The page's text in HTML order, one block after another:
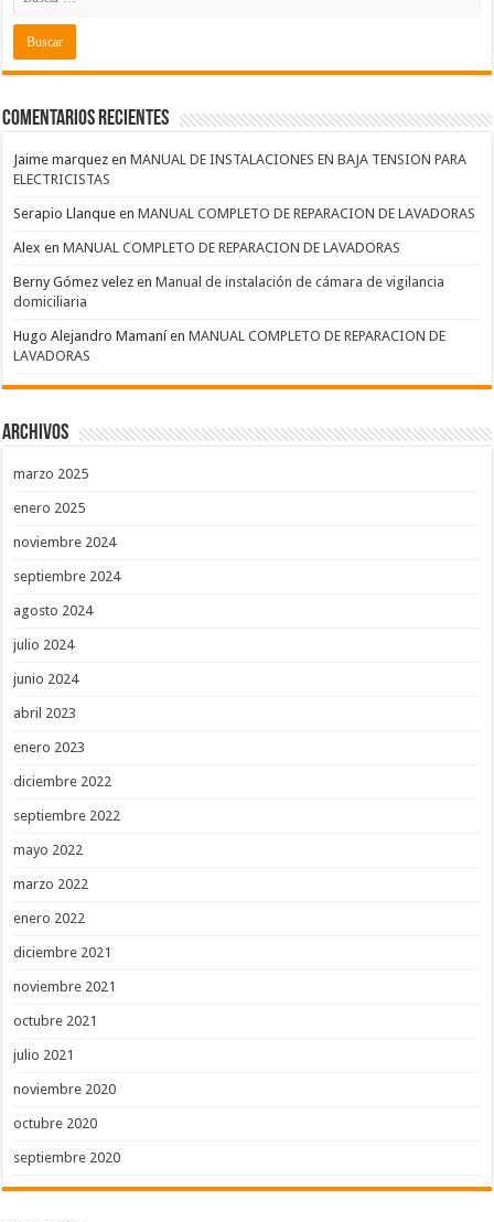
Comentarios recientes
Jaime marquez enMANUAL DE INSTALACIONES EN BAJA TENSION PARA
ELECTRICISTAS
Serapio Llanque enMANUAL COMPLETO DE REPARACION DE LAVADORAS
Alex enMANUAL COMPLETO DE REPARACION DE LAVADORAS
Berny Gómez velez enManual de instalación de cámara de vigilancia
domiciliaria
Hugo Alejandro MamaníenMANUAL COMPLETO DE REPARACION DE
LAVADORAS
Archivos
marzo 2025
enero 2025
noviembre 2024
septiembre 2024
agosto 2024
julio 2024
junio 2024
abril 2023
enero 2023
diciembre 2022
septiembre 2022
mayo 2022
marzo 2022
enero 2022
diciembre 2021
noviembre 2021
octubre 2021
julio 2021
noviembre 2020
octubre 2020
septiembre 2020